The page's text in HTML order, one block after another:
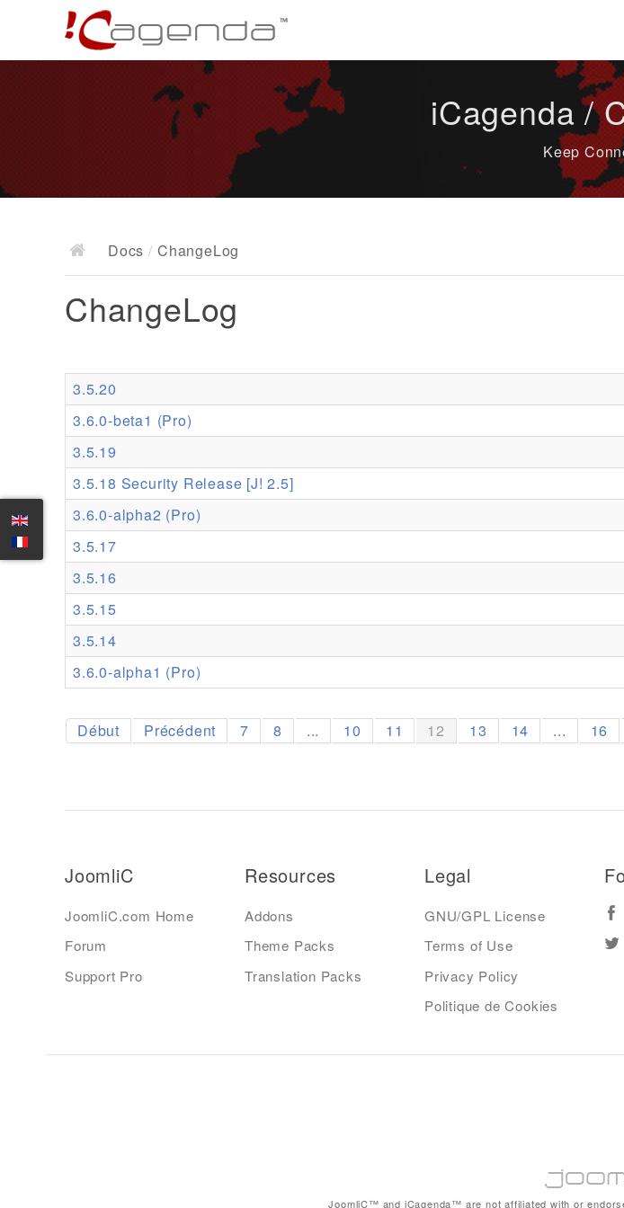
iCagenda /
Keep
Docs / ChangeLog
ChangeLog
3.5.20
3.6.0-beta1 (Pro)
3.5.19
3.5.18 Security Release [J! 2.5]
3.6.0-alpha2 (Pro)
3.5.17
3.5.16
3.5.15
3.5.14
3.6.0-alpha1 (Pro)
Début Précédent 7 8 ... 10 11 12 13 14 ... 16
JoomliC
JoomliC.com Home
Forum
Support Pro
Resources
Addons
Theme Packs
Translation Packs
Legal
GNU/GPL License
Terms of Use
Privacy Policy
Politique de Cookies
JoomliC™ and iCagenda™ are not affiliated with or